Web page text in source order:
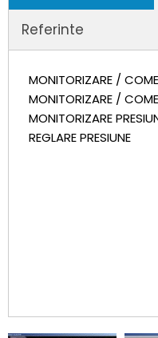
Referinte
MONITORIZARE /
MONITORIZARE /
MONITORIZARE
REGLARE PRESIUNE